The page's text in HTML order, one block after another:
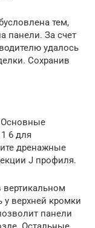
тем,
панели. За счет
удалось
Сохранив
Основные
6 для
дренажные
J профиля.
вертикальном
верхней кромки
панели